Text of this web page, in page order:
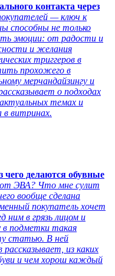
контакта через
— ключ к
способны не только
эмоции: от радости и
и желания
триггеров в
прохожего в
мерчандайзингу и
о подходах
темах и
витринах.
чего делаются обувные
ЭВА? Что мне сулит
вообще сделана
покупатель хочет
ним в грязь лицом и
в подметки такая
статью. В ней
из каких
и чем хорош каждый